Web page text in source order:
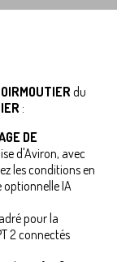
du
:
DE
d'Aviron, avec
les conditions en
optionnelle IA
pour la
2 connectés